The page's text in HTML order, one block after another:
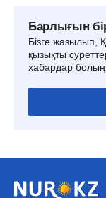
Барлығын
Бізге жазылып,
қызықты
хабардар